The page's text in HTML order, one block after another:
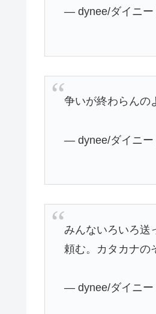
— dynee/ダイニー
争いが終わらんの
— dynee/ダイニー
みんないろいろ送
頼む。カタカナの
— dynee/ダイニー